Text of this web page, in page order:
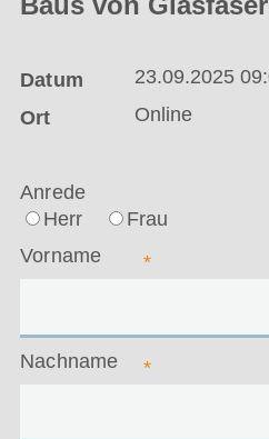
Datum
23.09.2025
Ort
Online
Anrede
Herr
Frau
Vorname
*
Nachname *